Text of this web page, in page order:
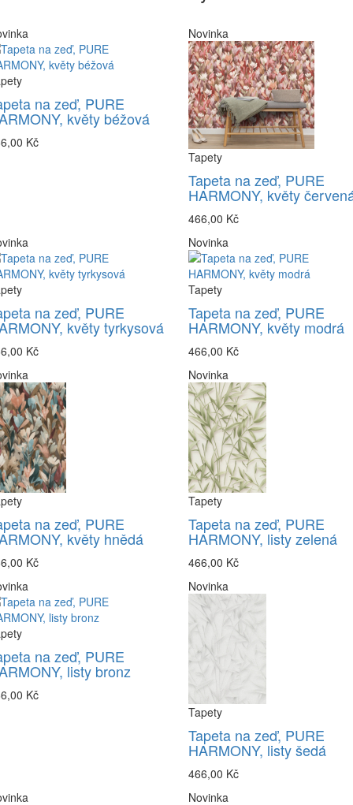
na zeď, PURE
květy béžová
Kč
Novinka
Tapety
Tapeta na zeď, PURE
HARMONY, květy
466,00 Kč
na zeď, PURE
květy tyrkysová
Kč
Novinka
Tapety
Tapeta na zeď, PURE
HARMONY, květy modrá
466,00 Kč
na zeď, PURE
květy hnědá
Kč
Novinka
Tapety
Tapeta na zeď, PURE
HARMONY, listy zelená
466,00 Kč
na zeď, PURE
listy bronz
Kč
Novinka
Tapety
Tapeta na zeď, PURE
HARMONY, listy šedá
466,00 Kč
Novinka